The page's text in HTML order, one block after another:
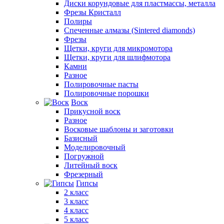
Диски корундовые для пластмассы, металла
Фрезы Кристалл
Полиры
Спеченные алмазы (Sintered diamonds)
Фрезы
Щетки, круги для микромотора
Щетки, круги для шлифмотора
Камни
Разное
Полировочные пасты
Полировочные порошки
Воск
Прикусной воск
Разное
Восковые шаблоны и заготовки
Базисный
Моделировочный
Погружной
Литейный воск
Фрезерный
Гипсы
2 класс
3 класс
4 класс
5 класс